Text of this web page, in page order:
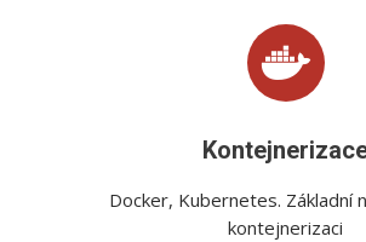
Docker, Kubernetes. Základní
kontejnerizaci